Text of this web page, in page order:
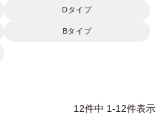
Dタイプ
Bタイプ
12件中 1-12件表示